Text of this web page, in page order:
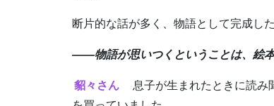
断片的な話が多く、物語として完成し
――物語が思いつくということは、絵
貂々さん
息子が生まれたときに読み